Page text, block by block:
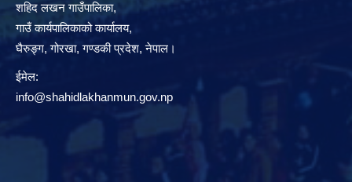
शहिद लखन गाउँपालिका,
गाउँ कार्यपालिकाको कार्यालय,
घैरुङ्ग, गोरखा, गण्डकी प्रदेश, नेपाल।
ईमेल:
info@shahidlakhanmun.gov.np